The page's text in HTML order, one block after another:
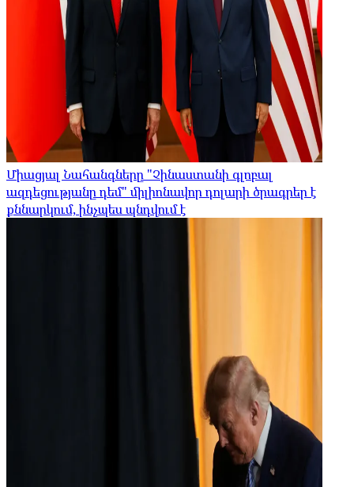
Միացյալ Նահանգները "Չինաստանի գլոբալ
ազդեցությանը դեմ" միլիոնավոր դոլարի ծրագրեր է
քննարկում, ինչպես պնդվում է